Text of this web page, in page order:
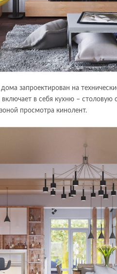
запроектирован на
в себя кухню –
просмотра кинолент.